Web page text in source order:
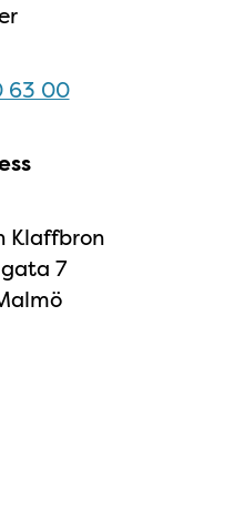
63 00
Klaffbron
7